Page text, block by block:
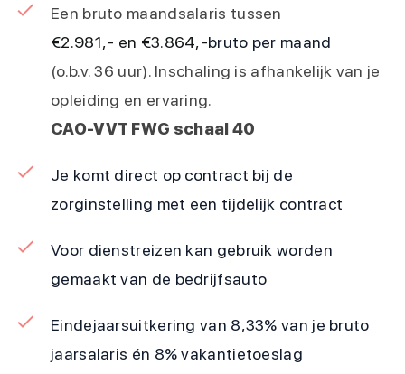
Een bruto maandsalaris tussen
€2.981,- en €3.864,-bruto per maand
(o.b.v. 36 uur). Inschaling is afhankelijk van je
opleiding en ervaring.
CAO-VVT FWG schaal 40
Je komt direct op contract bij de
zorginstelling met een tijdelijk contract
Voor dienstreizen kan gebruik worden
gemaakt van de bedrijfsauto
Eindejaarsuitkering van 8,33% van je bruto
jaarsalaris én 8% vakantietoeslag